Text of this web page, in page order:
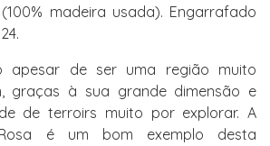
madeira usada). Engarrafado
apesar de ser uma região muito
graças à sua grande dimensão e
de terroirs muito por explorar. A
é um bom exemplo desta